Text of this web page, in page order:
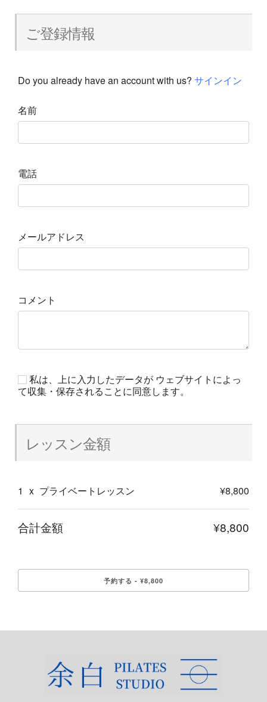
ご登録情報
Do you already have an account with us? サインイン
名前
電話
メールアドレス
コメント
私は、上に入力したデータが ウェブサイトによっ
て収集・保存されることに同意します。
レッスン金額
1 x プライベートレッスン ¥8,800
合計金額 ¥8,800